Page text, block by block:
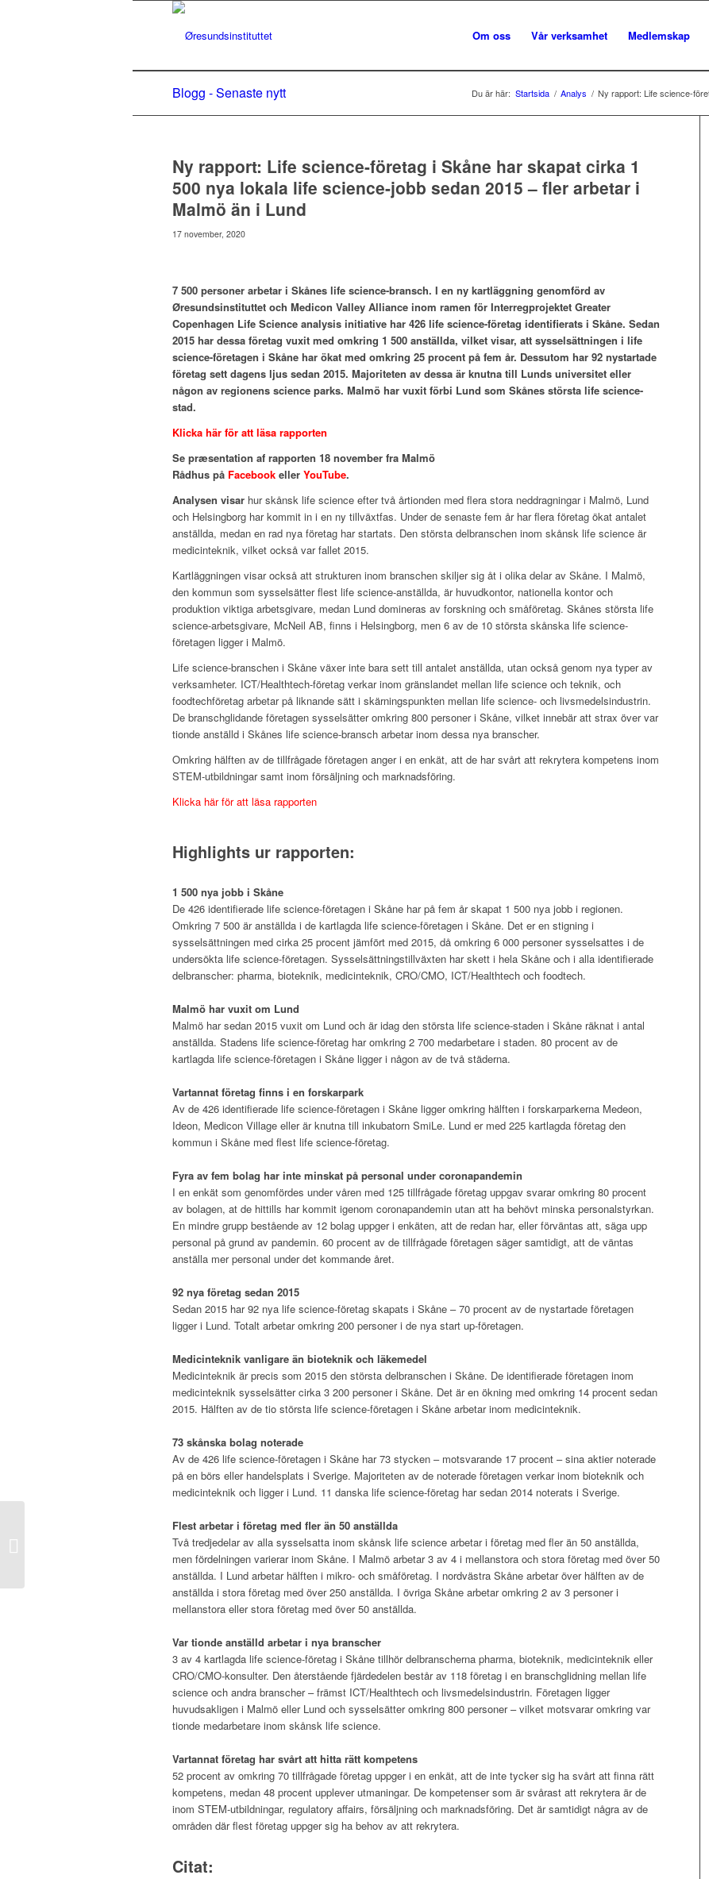
Om oss Vår verksamhet Medlemskap
Blogg - Senaste nytt Du är här: Startsida / Analys / Ny rapport: Life science-
Ny rapport: Life science-företag i Skåne har skapat cirka 1
500 nya lokala life science-jobb sedan 2015 – fler arbetar i
Malmö än i Lund
17 november, 2020
7 500 personer arbetar i Skånes life science-bransch. I en ny kartläggning genomförd av
Øresundsinstituttet och Medicon Valley Alliance inom ramen för Interregprojektet Greater
Copenhagen Life Science analysis initiative har 426 life science-företag identifierats i Skåne. Sedan
2015 har dessa företag vuxit med omkring 1 500 anställda, vilket visar, att sysselsättningen i life
science-företagen i Skåne har ökat med omkring 25 procent på fem år. Dessutom har 92 nystartade
företag sett dagens ljus sedan 2015. Majoriteten av dessa är knutna till Lunds universitet eller
någon av regionens science parks. Malmö har vuxit förbi Lund som Skånes största life science-
stad.
Klicka här för att läsa rapporten
Se præsentation af rapporten 18 november fra Malmö
Rådhus på Facebook eller YouTube.
Analysen visar hur skånsk life science efter två årtionden med flera stora neddragningar i Malmö, Lund
och Helsingborg har kommit in i en ny tillväxtfas. Under de senaste fem år har flera företag ökat antalet
anställda, medan en rad nya företag har startats. Den största delbranschen inom skånsk life science är
medicinteknik, vilket också var fallet 2015.
Kartläggningen visar också att strukturen inom branschen skiljer sig åt i olika delar av Skåne. I Malmö,
den kommun som sysselsätter flest life science-anställda, är huvudkontor, nationella kontor och
produktion viktiga arbetsgivare, medan Lund domineras av forskning och småföretag. Skånes största life
science-arbetsgivare, McNeil AB, finns i Helsingborg, men 6 av de 10 största skånska life science-
företagen ligger i Malmö.
Life science-branschen i Skåne växer inte bara sett till antalet anställda, utan också genom nya typer av
verksamheter. ICT/Healthtech-företag verkar inom gränslandet mellan life science och teknik, och
foodtechföretag arbetar på liknande sätt i skärningspunkten mellan life science- och livsmedelsindustrin.
De branschglidande företagen sysselsätter omkring 800 personer i Skåne, vilket innebär att strax över var
tionde anställd i Skånes life science-bransch arbetar inom dessa nya branscher.
Omkring hälften av de tillfrågade företagen anger i en enkät, att de har svårt att rekrytera kompetens inom
STEM-utbildningar samt inom försäljning och marknadsföring.
Klicka här för att läsa rapporten
Highlights ur rapporten:
1 500 nya jobb i Skåne
De 426 identifierade life science-företagen i Skåne har på fem år skapat 1 500 nya jobb i regionen.
Omkring 7 500 är anställda i de kartlagda life science-företagen i Skåne. Det er en stigning i
sysselsättningen med cirka 25 procent jämfört med 2015, då omkring 6 000 personer sysselsattes i de
undersökta life science-företagen. Sysselsättningstillväxten har skett i hela Skåne och i alla identifierade
delbranscher: pharma, bioteknik, medicinteknik, CRO/CMO, ICT/Healthtech och foodtech.
Malmö har vuxit om Lund
Malmö har sedan 2015 vuxit om Lund och är idag den största life science-staden i Skåne räknat i antal
anställda. Stadens life science-företag har omkring 2 700 medarbetare i staden. 80 procent av de
kartlagda life science-företagen i Skåne ligger i någon av de två städerna.
Vartannat företag finns i en forskarpark
Av de 426 identifierade life science-företagen i Skåne ligger omkring hälften i forskarparkerna Medeon,
Ideon, Medicon Village eller är knutna till inkubatorn SmiLe. Lund er med 225 kartlagda företag den
kommun i Skåne med flest life science-företag.
Fyra av fem bolag har inte minskat på personal under coronapandemin
I en enkät som genomfördes under våren med 125 tillfrågade företag uppgav svarar omkring 80 procent
av bolagen, at de hittills har kommit igenom coronapandemin utan att ha behövt minska personalstyrkan.
En mindre grupp bestående av 12 bolag uppger i enkäten, att de redan har, eller förväntas att, säga upp
personal på grund av pandemin. 60 procent av de tillfrågade företagen säger samtidigt, att de väntas
anställa mer personal under det kommande året.
92 nya företag sedan 2015
Sedan 2015 har 92 nya life science-företag skapats i Skåne – 70 procent av de nystartade företagen
ligger i Lund. Totalt arbetar omkring 200 personer i de nya start up-företagen.
Medicinteknik vanligare än bioteknik och läkemedel
Medicinteknik är precis som 2015 den största delbranschen i Skåne. De identifierade företagen inom
medicinteknik sysselsätter cirka 3 200 personer i Skåne. Det är en ökning med omkring 14 procent sedan
2015. Hälften av de tio största life science-företagen i Skåne arbetar inom medicinteknik.
73 skånska bolag noterade
Av de 426 life science-företagen i Skåne har 73 stycken – motsvarande 17 procent – sina aktier noterade
på en börs eller handelsplats i Sverige. Majoriteten av de noterade företagen verkar inom bioteknik och
medicinteknik och ligger i Lund. 11 danska life science-företag har sedan 2014 noterats i Sverige.
Flest arbetar i företag med fler än 50 anställda
Två tredjedelar av alla sysselsatta inom skånsk life science arbetar i företag med fler än 50 anställda,
men fördelningen varierar inom Skåne. I Malmö arbetar 3 av 4 i mellanstora och stora företag med över 50
anställda. I Lund arbetar hälften i mikro- och småföretag. I nordvästra Skåne arbetar över hälften av de
anställda i stora företag med över 250 anställda. I övriga Skåne arbetar omkring 2 av 3 personer i
mellanstora eller stora företag med över 50 anställda.
Var tionde anställd arbetar i nya branscher
3 av 4 kartlagda life science-företag i Skåne tillhör delbranscherna pharma, bioteknik, medicinteknik eller
CRO/CMO-konsulter. Den återstående fjärdedelen består av 118 företag i en branschglidning mellan life
science och andra branscher – främst ICT/Healthtech och livsmedelsindustrin. Företagen ligger
huvudsakligen i Malmö eller Lund och sysselsätter omkring 800 personer – vilket motsvarar omkring var
tionde medarbetare inom skånsk life science.
Vartannat företag har svårt att hitta rätt kompetens
52 procent av omkring 70 tillfrågade företag uppger i en enkät, att de inte tycker sig ha svårt att finna rätt
kompetens, medan 48 procent upplever utmaningar. De kompetenser som är svårast att rekrytera är de
inom STEM-utbildningar, regulatory affairs, försäljning och marknadsföring. Det är samtidigt några av de
områden där flest företag uppger sig ha behov av att rekrytera.
Citat: